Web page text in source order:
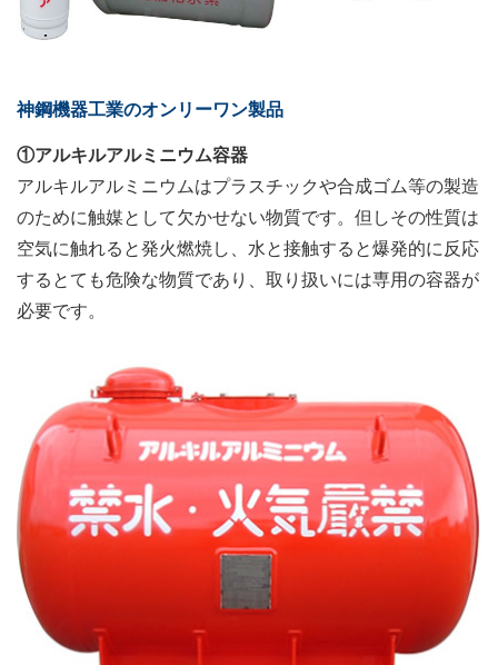
神鋼機器工業のオンリーワン製品
①アルキルアルミニウム容器
アルキルアルミニウムはプラスチックや合成ゴム等の製造
のために触媒として欠かせない物質です。但しその性質は
空気に触れると発火燃焼し、水と接触すると爆発的に反応
するとても危険な物質であり、取り扱いには専用の容器が
必要です。